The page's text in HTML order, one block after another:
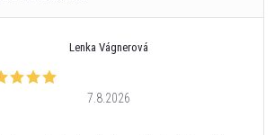
Lenka Vágnerová
7.8.2026